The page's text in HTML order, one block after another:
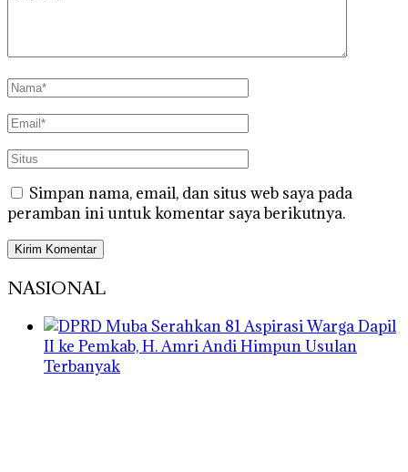
Simpan nama, email, dan situs web saya pada
peramban ini untuk komentar saya berikutnya.
NASIONAL